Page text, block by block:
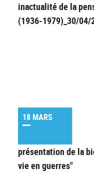
inactualité de la
(1936-1979)_30/04/
18 MARS
présentation de la
vie en guerres"